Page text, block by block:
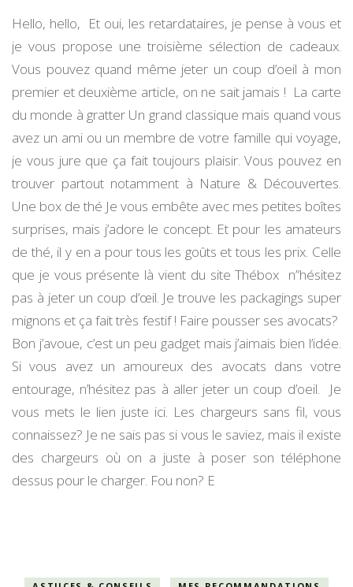
de
cadeaux
#3
Hello, hello, Et oui, les retardataires, je pense à vous et
je vous propose une troisième sélection de cadeaux.
Vous pouvez quand même jeter un coup d’oeil à mon
premier et deuxième article, on ne sait jamais ! La carte
du monde à gratter Un grand classique mais quand vous
avez un ami ou un membre de votre famille qui voyage,
je vous jure que ça fait toujours plaisir. Vous pouvez en
trouver partout notamment à Nature & Découvertes.
Une box de thé Je vous embête avec mes petites boîtes
surprises, mais j’adore le concept. Et pour les amateurs
de thé, il y en a pour tous les goûts et tous les prix. Celle
que je vous présente là vient du site Thébox n”hésitez
pas à jeter un coup d’œil. Je trouve les packagings super
mignons et ça fait très festif ! Faire pousser ses avocats?
Bon j’avoue, c’est un peu gadget mais j’aimais bien l’idée.
Si vous avez un amoureux des avocats dans votre
entourage, n’hésitez pas à aller jeter un coup d’oeil. Je
vous mets le lien juste ici. Les chargeurs sans fil, vous
connaissez? Je ne sais pas si vous le saviez, mais il existe
des chargeurs où on a juste à poser son téléphone
dessus pour le charger. Fou non? E